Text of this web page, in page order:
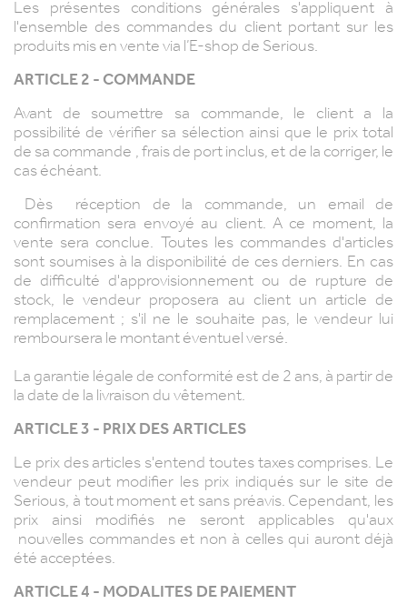
Les présentes conditions générales s'appliquent à
l'ensemble des commandes du client portant sur les
produits mis en vente via l’E-shop de Serious.
ARTICLE 2 - COMMANDE
Avant de soumettre sa commande, le client a la
possibilité de vérifier sa sélection ainsi que le prix total
de sa commande , frais de port inclus, et de la corriger, le
cas échéant.
Dès réception de la commande, un email de
confirmation sera envoyé au client. A ce moment, la
vente sera conclue. Toutes les commandes d'articles
sont soumises à la disponibilité de ces derniers. En cas
de difficulté d'approvisionnement ou de rupture de
stock, le vendeur proposera au client un article de
remplacement ; s'il ne le souhaite pas, le vendeur lui
remboursera le montant éventuel versé.
La garantie légale de conformité est de 2 ans, à partir de
la date de la livraison du vêtement.
ARTICLE 3 - PRIX DES ARTICLES
Le prix des articles s'entend toutes taxes comprises. Le
vendeur peut modifier les prix indiqués sur le site de
Serious, à tout moment et sans préavis. Cependant, les
prix ainsi modifiés ne seront applicables qu'aux
nouvelles commandes et non à celles qui auront déjà
été acceptées.
ARTICLE 4 - MODALITES DE PAIEMENT